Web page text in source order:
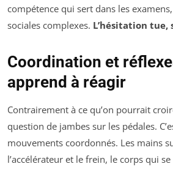
compétence qui sert dans les
sociales complexes. L’hésitation
Coordination et
apprend à réagir
Contrairement à ce qu’on pourrait
question de jambes sur les pédales.
mouvements coordonnés. Les mains
l’accélérateur et le frein, le corps qui